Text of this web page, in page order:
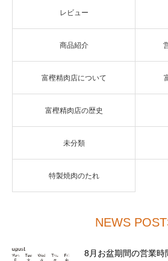
レビュー
商品紹介
富樫精肉店について
富樫精肉店の歴史
未分類
特製焼肉のたれ
NEWS
8月お盆期間の営業